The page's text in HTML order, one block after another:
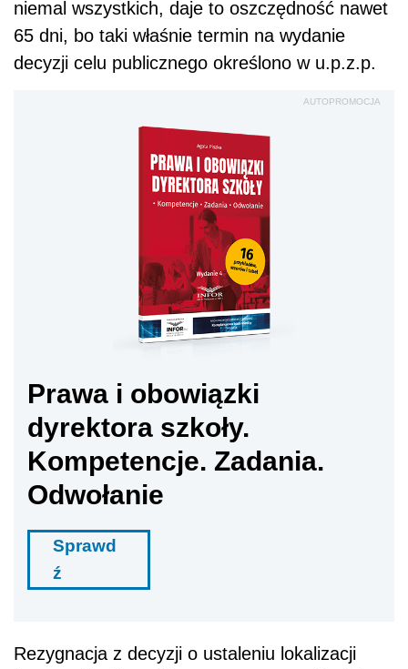
niemal wszystkich, daje to oszczędność nawet
65 dni, bo taki właśnie termin na wydanie
decyzji celu publicznego określono w u.p.z.p.
AUTOPROMOCJA
Prawa i obowiązki
dyrektora szkoły.
Kompetencje. Zadania.
Odwołanie
Sprawd
ź
Rezygnacja z decyzji o ustaleniu lokalizacji